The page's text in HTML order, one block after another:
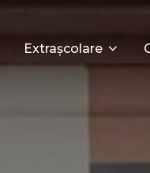
Extrașcolare